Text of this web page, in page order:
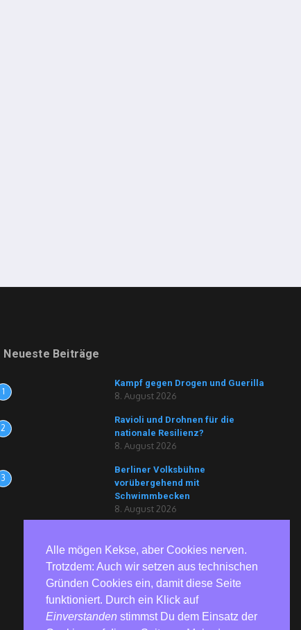
Neueste Beiträge
1
Kampf gegen Drogen und Guerilla
8. August 2026
2
Ravioli und Drohnen für die
nationale Resilienz?
8. August 2026
3
Berliner Volksbühne
vorübergehend mit
Schwimmbecken
8. August 2026
Alle mögen Kekse, aber Cookies nerven.
Trotzdem: Auch wir setzen aus technischen
Gründen Cookies ein, damit diese Seite
funktioniert. Durch ein Klick auf
Einverstanden stimmst Du dem Einsatz der